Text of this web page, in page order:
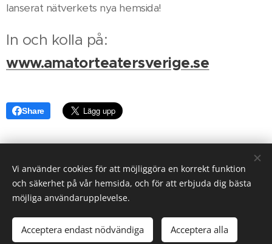
lanserat nätverkets nya hemsida!
In och kolla på:
www.amatorteatersverige.se
Share
KONTAKTA OSS
Copyright © 2026 Sveriges Arbetarteaterförbund - All rights
reserved
Cookies
Vi använder cookies för att möjliggöra en korrekt funktion
och säkerhet på vår hemsida, och för att erbjuda dig bästa
möjliga användarupplevelse.
Acceptera endast nödvändiga Acceptera alla